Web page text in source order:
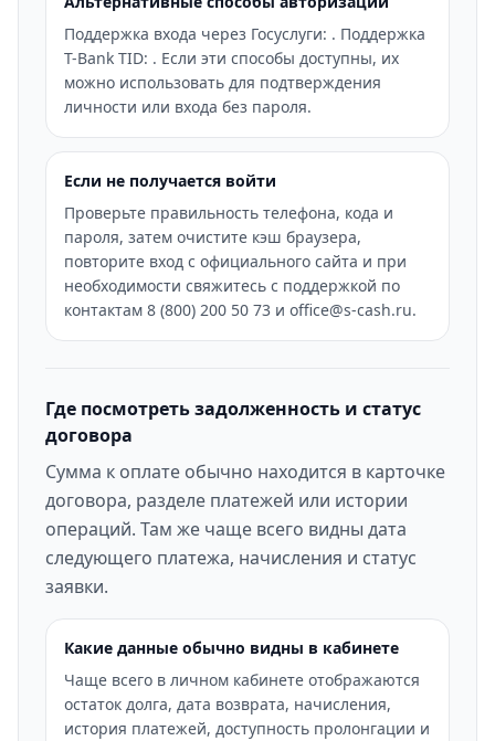
Поддержка входа через Госуслуги: . Поддержка
T-Bank TID: . Если эти способы доступны, их
можно использовать для подтверждения
личности или входа без пароля.
Если не получается войти
Проверьте правильность телефона, кода и
пароля, затем очистите кэш браузера,
повторите вход с официального сайта и при
необходимости свяжитесь с поддержкой по
контактам 8 (800) 200 50 73 и office@s-cash.ru.
Где посмотреть задолженность и статус
договора
Сумма к оплате обычно находится в карточке
договора, разделе платежей или истории
операций. Там же чаще всего видны дата
следующего платежа, начисления и статус
заявки.
Какие данные обычно видны в кабинете
Чаще всего в личном кабинете отображаются
остаток долга, дата возврата, начисления,
история платежей, доступность пролонгации и